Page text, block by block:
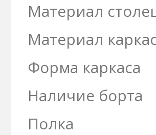
Материал
Материал
Форма каркаса
Наличие борта
Полка